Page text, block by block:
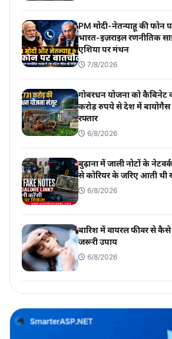
PM मोदी-नेतन्याहू की फोन
भारत-इज़राइल रणनीतिक
एशिया पर मंथन
7/8/2026
गोबरधन योजना को कैबिनेट
करोड़ रुपये से देश में बायोगैस
रफ्तार
6/8/2026
बुढ़ाना में जाली नोटों के
से कोरियर के जरिए आती थी
6/8/2026
बारिश में वायरल फीवर से
जरूरी उपाय
6/8/2026